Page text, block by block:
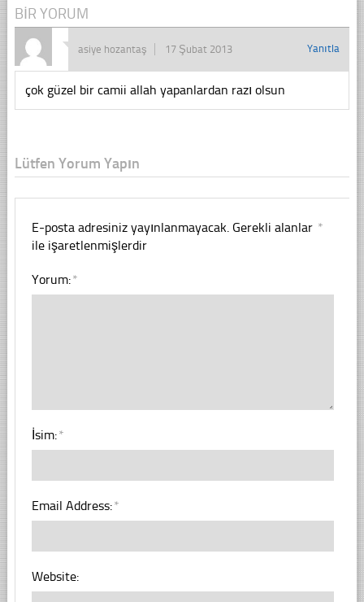
BIR YORUM
asiye hozantaş 17 Şubat 2013 Yanıtla
çok güzel bir camii allah yapanlardan razı olsun
Lütfen Yorum Yapın
E-posta adresiniz yayınlanmayacak. Gerekli alanlar *
ile işaretlenmişlerdir
Yorum:*
İsim:*
Email Address:*
Website: